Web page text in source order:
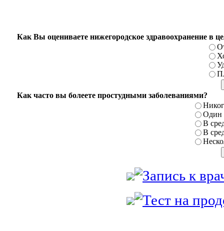
Как Вы оцениваете нижегородское здравоохранение в
Как часто вы болеете простудными заболеваниями?
Один
В
В